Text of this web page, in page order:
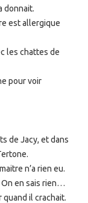
donnait.
est allergique
les chattes de
pour voir
de Jacy, et dans
n’a rien eu.
On en sais rien…
quand il crachait.